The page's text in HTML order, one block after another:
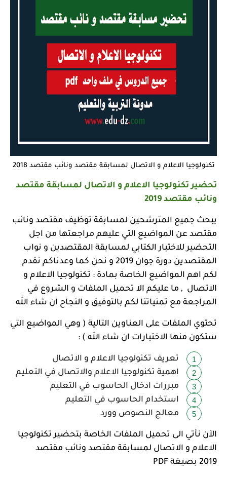
تكنولوجيا الاعلام و الاتصال لمسابقة مقتصد ونائب مقتصد 2018
تحضير تكنولوجيا الاعلام و الاتصال لمسابقة مقتصد
ونائب مقتصد 2019
يبحث جميع المترشحين لمسابقة توظيف مقتصد ونائب
مقتصد عن المواضيع التي عليهم مراجعتها من اجل
التحضير للاختبار الكتابي لمسابقة المقتصدين و نواب
المقتصدين دورة جوان 2019 و نحن كما وعدناكم نقدم
لكم اهم المواضيع الخاصة بمادة : تكنولوجيا الاعلام و
الاتصال , ما عليكم الا تحميل الملفات و الشروع في
المراجعة مع تمنياتنا لكم بالتوفيق و النجاح ان شاء الله
تحتوي الملفات على العناوين التالية ( وهي المواضيع التي
ستكون منها الاختبارات ان شاء الله ) :
تعريف تكنولوجيا الاعلام و الاتصال
اهمية تكنولوجيا الاعلام والاتصال في التعليم
مبررات ادخال الحاسوب في التعليم
استخدام الحاسوب في التعليم
معالج النصوص وورد
الآن نأتي الى تحميل الملفات الخاصة بتحضير تكنولوجيا
الاعلام و الاتصال لمسابقة مقتصد ونائب مقتصد
2019 بصيغة PDF